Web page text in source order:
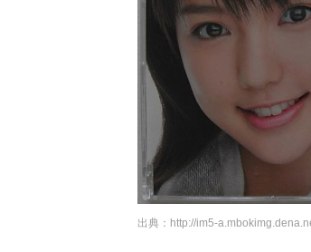
出典： http://im5-